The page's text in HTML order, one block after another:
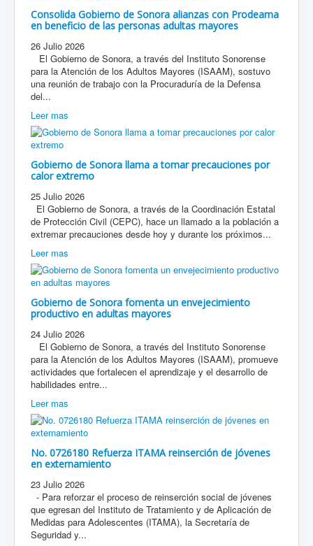
Consolida Gobierno de Sonora alianzas con Prodeama
en beneficio de las personas adultas mayores
26 Julio 2026
El Gobierno de Sonora, a través del Instituto Sonorense
para la Atención de los Adultos Mayores (ISAAM), sostuvo
una reunión de trabajo con la Procuraduría de la Defensa
del...
Leer mas
Gobierno de Sonora llama a tomar precauciones por
calor extremo
25 Julio 2026
El Gobierno de Sonora, a través de la Coordinación Estatal
de Protección Civil (CEPC), hace un llamado a la población a
extremar precauciones desde hoy y durante los próximos...
Leer mas
Gobierno de Sonora fomenta un envejecimiento
productivo en adultas mayores
24 Julio 2026
El Gobierno de Sonora, a través del Instituto Sonorense
para la Atención de los Adultos Mayores (ISAAM), promueve
actividades que fortalecen el aprendizaje y el desarrollo de
habilidades entre...
Leer mas
No. 0726180 Refuerza ITAMA reinserción de jóvenes
en externamiento
23 Julio 2026
- Para reforzar el proceso de reinserción social de jóvenes
que egresan del Instituto de Tratamiento y de Aplicación de
Medidas para Adolescentes (ITAMA), la Secretaría de
Seguridad y...